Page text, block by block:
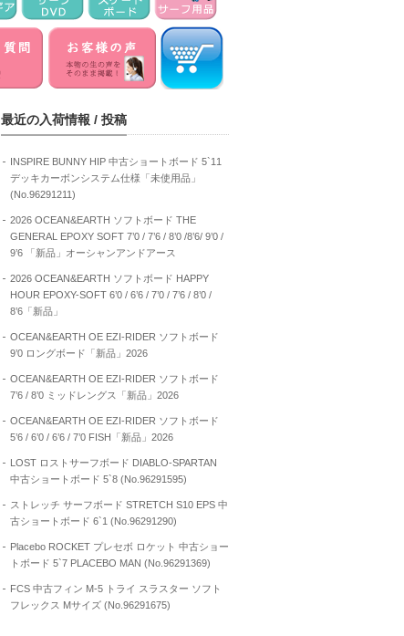
最近の入荷情報 / 投稿
INSPIRE BUNNY HIP 中古ショートボード 5`11
デッキカーボンシステム仕様「未使用品」
(No.96291211)
2026 OCEAN&EARTH ソフトボード THE
GENERAL EPOXY SOFT 7’0 / 7’6 / 8’0 /8’6/ 9’0 /
9’6 「新品」オーシャンアンドアース
2026 OCEAN&EARTH ソフトボード HAPPY
HOUR EPOXY-SOFT 6’0 / 6’6 / 7’0 / 7’6 / 8’0 /
8’6「新品」
OCEAN&EARTH OE EZI-RIDER ソフトボード
9’0 ロングボード「新品」2026
OCEAN&EARTH OE EZI-RIDER ソフトボード
7’6 / 8’0 ミッドレングス「新品」2026
OCEAN&EARTH OE EZI-RIDER ソフトボード
5’6 / 6’0 / 6’6 / 7’0 FISH「新品」2026
LOST ロストサーフボード DIABLO-SPARTAN
中古ショートボード 5`8 (No.96291595)
ストレッチ サーフボード STRETCH S10 EPS 中
古ショートボード 6`1 (No.96291290)
Placebo ROCKET プレセボ ロケット 中古ショー
トボード 5`7 PLACEBO MAN (No.96291369)
FCS 中古フィン M-5 トライ スラスター ソフト
フレックス Mサイズ (No.96291675)